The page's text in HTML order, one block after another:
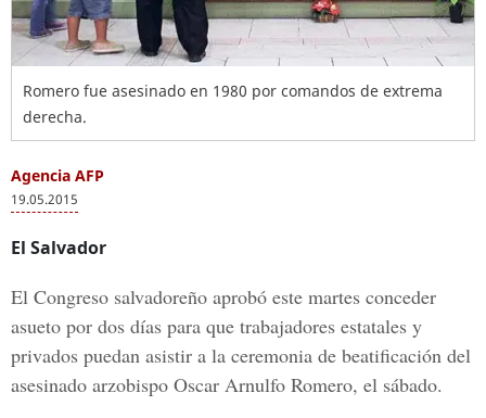
Romero fue asesinado en 1980 por comandos de extrema
derecha.
Agencia AFP
19.05.2015
El Salvador
El Congreso salvadoreño aprobó este martes conceder
asueto por dos días para que trabajadores estatales y
privados puedan asistir a la ceremonia de beatificación del
asesinado arzobispo Oscar Arnulfo Romero, el sábado.